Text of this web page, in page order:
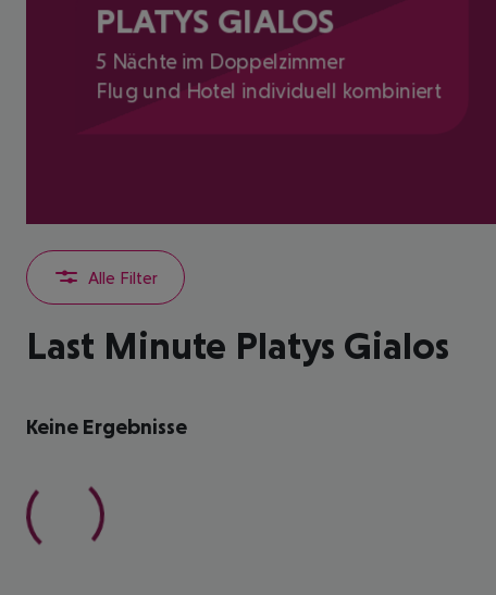
PLATYS GIALOS
5 Nächte im Doppelzimmer
Flug und Hotel individuell kombiniert
Alle Filter
Last Minute Platys Gialos
Keine Ergebnisse